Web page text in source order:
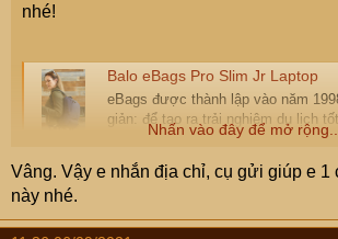
nhé!
Balo eBags Pro Slim Jr Laptop
eBags được thành lập vào năm
giản: để tạo ra trải nghiệm du lịch
trình nào. Chúng tôi cố gắng cải
những người đang di chuyển bằng
phẩm bền, chức năng và thích
Nhấn vào đây để mở rộng...
Vâng. Vậy e nhắn địa chỉ, cụ gửi giúp e 1
này nhé.